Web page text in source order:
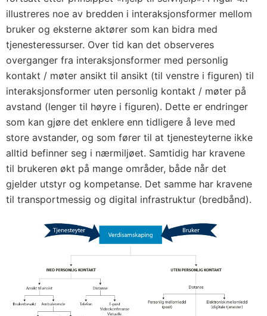
illustreres noe av bredden i interaksjonsformer mellom
bruker og eksterne aktører som kan bidra med
tjenesteressurser. Over tid kan det observeres
overganger fra interaksjonsformer med personlig
kontakt / møter ansikt til ansikt (til venstre i figuren) til
interaksjonsformer uten personlig kontakt / møter på
avstand (lenger til høyre i figuren). Dette er endringer
som kan gjøre det enklere enn tidligere å leve med
store avstander, og som fører til at tjenesteyterne ikke
alltid befinner seg i nærmiljøet. Samtidig har kravene
til brukeren økt på mange områder, både når det
gjelder utstyr og kompetanse. Det samme har kravene
til transportmessig og digital infrastruktur (bredbånd).